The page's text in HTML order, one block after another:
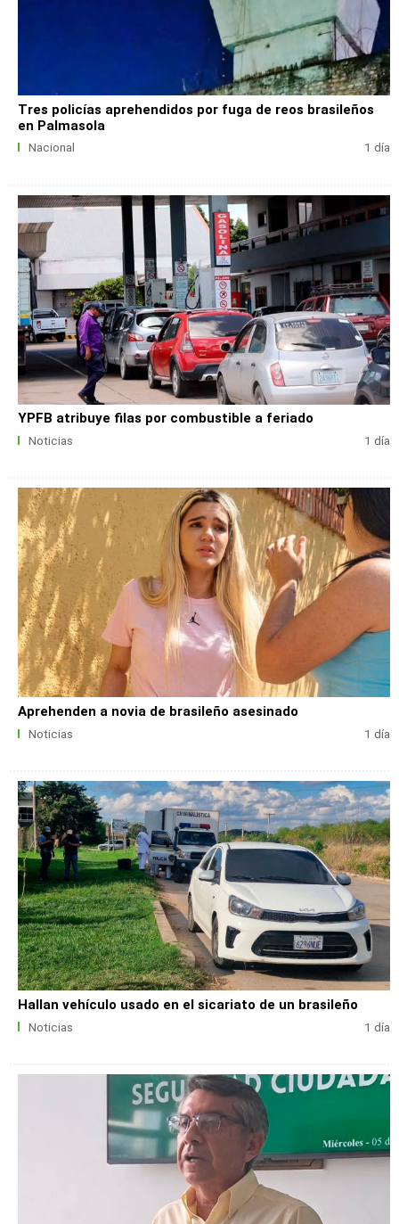
Tres policías aprehendidos por fuga de reos brasileños
en Palmasola
Nacional 1 día
YPFB atribuye filas por combustible a feriado
Noticias 1 día
Aprehenden a novia de brasileño asesinado
Noticias 1 día
Hallan vehículo usado en el sicariato de un brasileño
Noticias 1 día